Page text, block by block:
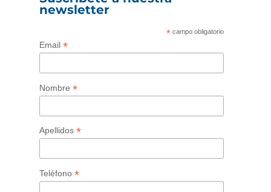
newsletter
* campo obligatorio
Email *
Nombre *
Apellidos *
Teléfono *